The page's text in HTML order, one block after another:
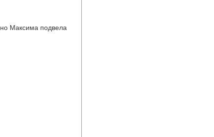
Максима подвела